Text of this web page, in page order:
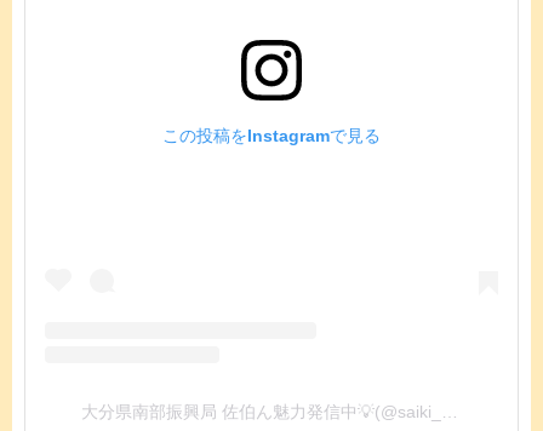
この投稿をInstagramで見る
大分県南部振興局 佐伯ん魅力発信中💡(@saiki_news)がシェアした投稿